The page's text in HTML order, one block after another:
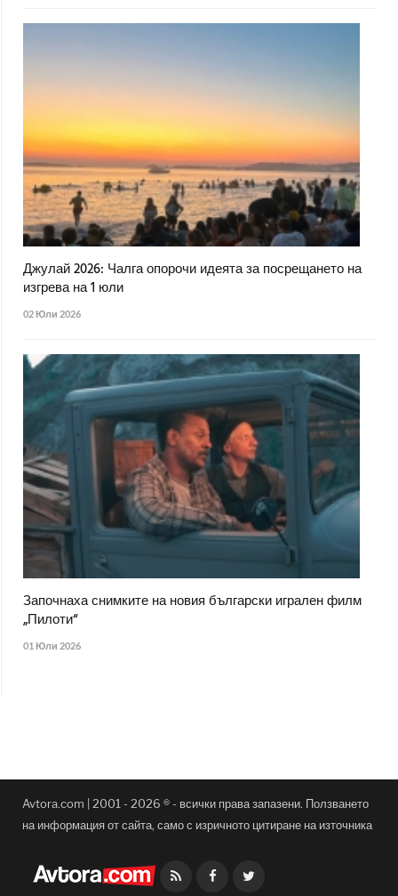
Джулай 2026: Чалга опорочи идеята за посрещането на
изгрева на 1 юли
02 Юли 2026
Започнаха снимките на новия български игрален филм
„Пилоти“
01 Юли 2026
Avtora.com | 2001 - 2026 ® - всички права запазени. Ползването
на информация от сайта, само с изричното цитиране на източника
Facebook